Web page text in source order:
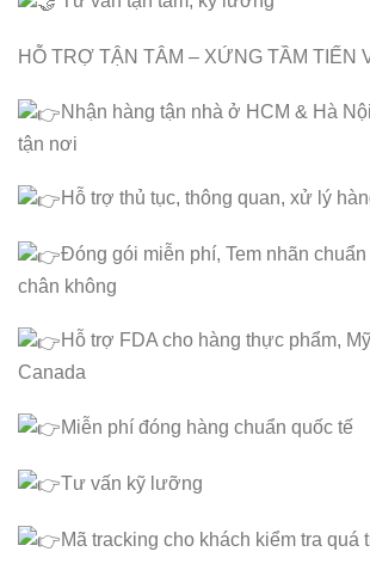
HỖ TRỢ TẬN TÂM – XỨNG TẦM TIẾN
Nhận hàng tận nhà ở HCM & Hà
tận nơi
Hỗ trợ thủ tục, thông quan, xử lý
Đóng gói miễn phí, Tem nhãn
chân không
Hỗ trợ FDA cho hàng thực phẩm,
Canada
Miễn phí đóng hàng chuẩn quốc tế
Tư vấn kỹ lưỡng
Mã tracking cho khách kiểm tra quá